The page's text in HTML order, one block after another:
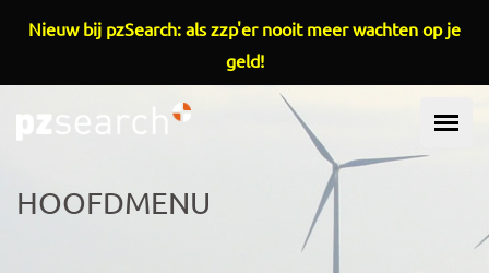
Overslaan en naar de inhoud gaan
HOOFDMENU
Nieuw bij pzSearch: als zzp'er nooit meer wachten op je
geld!